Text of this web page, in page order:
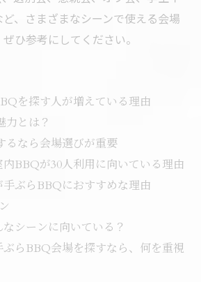
、さまざまなシーンで使える会場
ひ参考にしてください。
を探す人が増えている理由
力とは？
るなら会場選びが重要
BBQが30人利用に向いている理由
ぶらBBQにおすすめな理由
シーンに向いている？
ぶらBBQ会場を探すなら、何を重視